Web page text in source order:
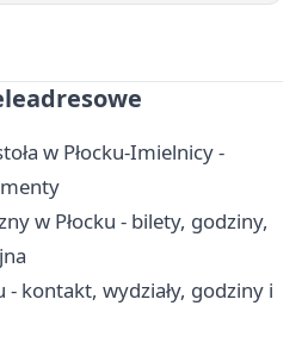
w Płocku-Imielnicy -
w Płocku - bilety, godziny,
- kontakt, wydziały, godziny i